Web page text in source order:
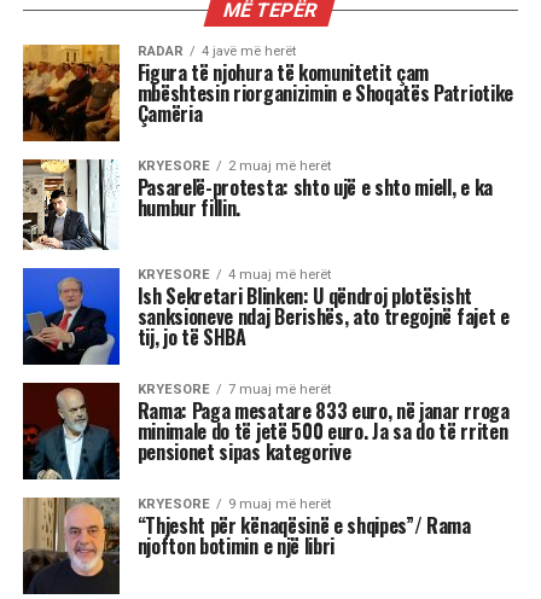
Kur dita barazohet me natën, Meri
Shehu zbulon se çfarë sjell kjo javë
për çdo shenjë
Stina e vjeshtës ka nisur me një energji kozmike
të jashtëzakonshme dhe këtë javë yjet nuk
premtojnë qetësi! Në studion e “Rudina” në Tv
Klan, astrologia Meri Shehu bëri parashikimin
për 12 shenjat e horoskopit, duke e quajtur këtë
periudhë një “pikë kthese” në shumë aspekte të